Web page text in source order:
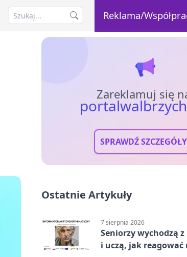
Reklama/
Zareklamuj się
SPRAWDŹ SZCZEGÓŁY
Ostatnie Artykuły
7 sierpnia 2026
Seniorzy wychodzą
i uczą, jak reagować